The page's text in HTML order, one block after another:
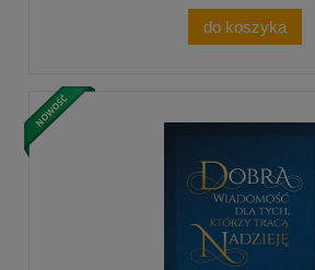
do koszyka